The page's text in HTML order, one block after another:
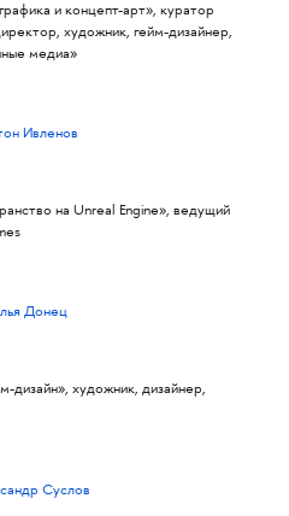
и концепт-арт», куратор
художник, гейм-дизайнер,
медиа»
на Unreal Engine», ведущий
дизайн», художник, дизайнер,